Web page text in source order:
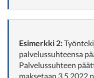
Esimerkki 2:
palvelussuhteensa
Palvelussuhteen
maksetaan 3.5.2022